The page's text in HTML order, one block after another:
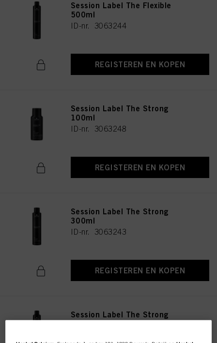
Session Label The Flexible
500ml
ID-nr. 3063244
REGISTEREN EN KOPEN
Session Label The Strong
100ml
ID-nr. 3063248
REGISTEREN EN KOPEN
Session Label The Strong
300ml
ID-nr. 3063243
REGISTEREN EN KOPEN
Session Label The Strong